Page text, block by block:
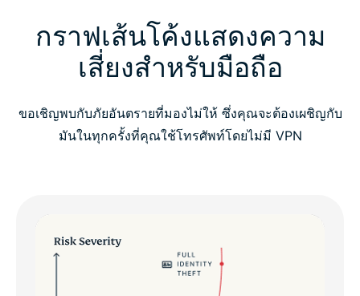
กราฟเส้นโค้งแสดงความ
เสี่ยงสำหรับมือถือ
ขอเชิญพบกับภัยอันตรายที่มองไม่ให้ ซึ่งคุณจะต้องเผชิญกับ
มันในทุกครั้งที่คุณใช้โทรศัพท์โดยไม่มี VPN